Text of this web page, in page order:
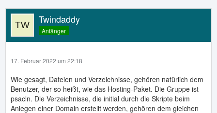
Twindaddy
Anfänger
17. Februar 2022 um 22:18
Wie gesagt, Dateien und Verzeichnisse, gehören natürlich dem
Benutzer, der so heißt, wie das Hosting-Paket. Die Gruppe ist
psacln. Die Verzeichnisse, die initial durch die Skripte beim
Anlegen einer Domain erstellt werden, gehören dem gleichen